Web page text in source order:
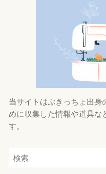
当サイトはぶきっちょ出身
めに収集した情報や道具な
す。